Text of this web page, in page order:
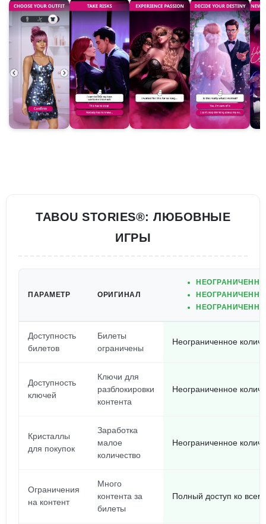
TABOU STORIES®: ЛЮБОВНЫЕ
ИГРЫ
ПАРАМЕТР ОРИГИНАЛ
Доступность
билетов
Билеты
ограничены
Неограниченное
Доступность
ключей
Ключи для
разблокировки
контента
Неограниченное
Кристаллы
для покупок
Заработка
малое
количество
Неограниченное
Ограничения
на контент
Много
контента за
билеты
Полный доступ ко